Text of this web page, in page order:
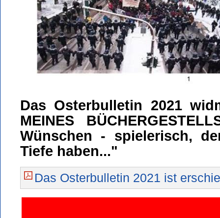
Das Osterbulletin 2021
MEINES
Wünschen - spielerisch,
Tiefe haben..."
Das Osterbulletin 2021 ist